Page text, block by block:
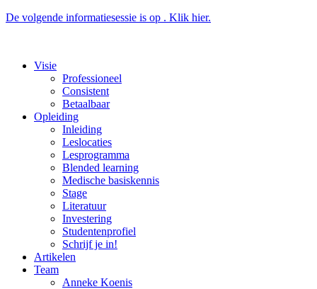
De volgende informatiesessie is op . Klik hier.
Visie
Professioneel
Consistent
Betaalbaar
Opleiding
Inleiding
Leslocaties
Lesprogramma
Blended learning
Medische basiskennis
Stage
Literatuur
Investering
Studentenprofiel
Schrijf je in!
Artikelen
Team
Anneke Koenis